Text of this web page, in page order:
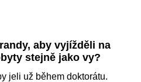
aby vyjížděli na
stejně jako vy?
jeli už během doktorátu.